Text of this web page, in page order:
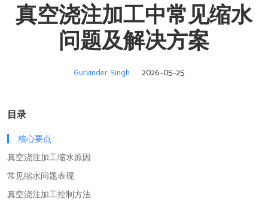
真空浇注加工中常见缩水
问题及解决方案
Gurvinder Singh 2026-05-25
目录
核心要点
真空浇注加工缩水原因
常见缩水问题表现
真空浇注加工控制方法